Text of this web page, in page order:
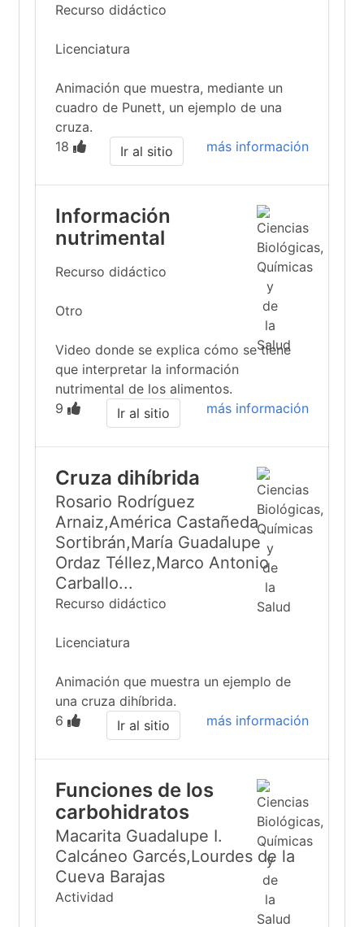
Recurso didáctico
Licenciatura
Animación que muestra, mediante un
cuadro de Punett, un ejemplo de una
cruza.
18
más información
Ir al sitio
Información
nutrimental
Recurso didáctico
Otro
Video donde se explica cómo se tiene
que interpretar la información
nutrimental de los alimentos.
9
más información
Ir al sitio
Cruza dihíbrida
Rosario Rodríguez
Arnaiz,América Castañeda
Sortibrán,María Guadalupe
Ordaz Téllez,Marco Antonio
Carballo...
Recurso didáctico
Licenciatura
Animación que muestra un ejemplo de
una cruza dihíbrida.
6
más información
Ir al sitio
Funciones de los
carbohidratos
Macarita Guadalupe I.
Calcáneo Garcés,Lourdes de la
Cueva Barajas
Actividad